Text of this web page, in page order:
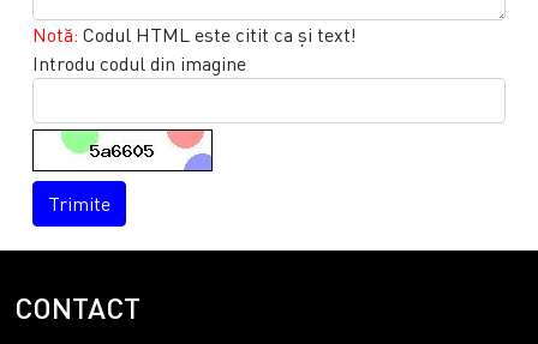
Notă: Codul HTML este citit ca şi text!
Introdu codul din imagine
Trimite
CONTACT